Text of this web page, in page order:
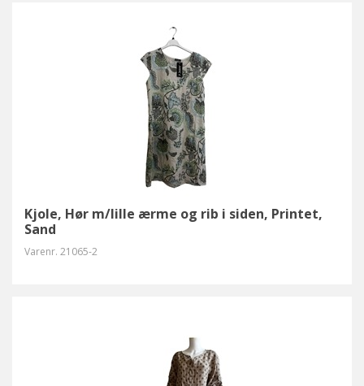
Kjole, Hør m/lille ærme og rib i siden, Printet,
Sand
Varenr. 21065-2